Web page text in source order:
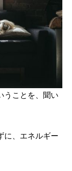
うことを、聞い
に、エネルギー